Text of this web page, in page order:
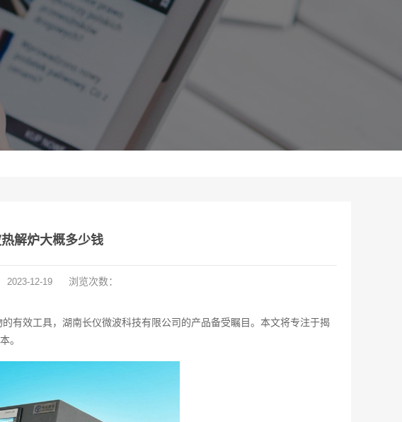
解炉大概多少钱
2023-12-19 浏览次数：
有效工具，湖南长仪微波科技有限公司的产品备受瞩目。本文将专注于揭
。